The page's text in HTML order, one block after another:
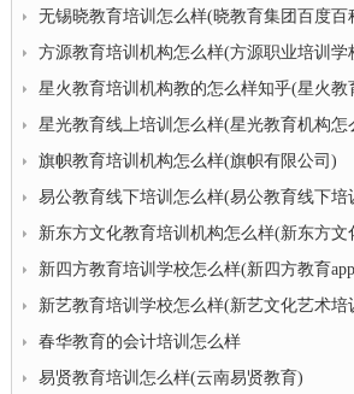
无锡晓教育培训怎么样(晓教育集团百度百
方源教育培训机构怎么样(方源职业培训学
星火教育培训机构教的怎么样知乎(星火教育
星光教育线上培训怎么样(星光教育机构怎
旗帜教育培训机构怎么样(旗帜有限公司)
易公教育线下培训怎么样(易公教育线下培
新东方文化教育培训机构怎么样(新东方文
新四方教育培训学校怎么样(新四方教育
新艺教育培训学校怎么样(新艺文化艺术培
春华教育的会计培训怎么样
易贤教育培训怎么样(云南易贤教育)